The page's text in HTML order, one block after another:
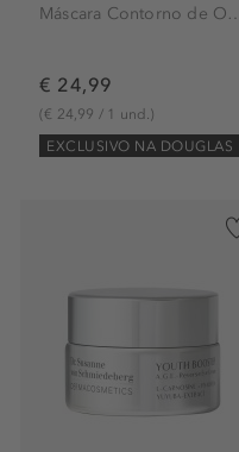
Máscara
€ 24,99
(€ 24,99 / 1 und.)
EXCLUSIVO NA DOUGLAS